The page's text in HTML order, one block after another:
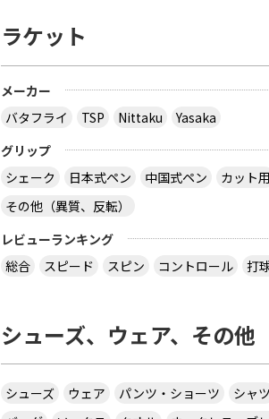
ラケット
メーカー
バタフライ
TSP Nittaku
Yasaka
グリップ
シェーク
日本式ペン 中国式ペン
カット用
その他（異質、反転）
レビューランキング
総合
スピード スピン コントロール 打
シューズ、ウェア、その他
シューズ ウェア パンツ・ショーツ シャツ